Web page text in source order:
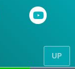
UP